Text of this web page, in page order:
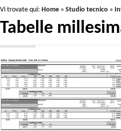
Vi trovate qui: Home » Studio tecnico »
Tabelle